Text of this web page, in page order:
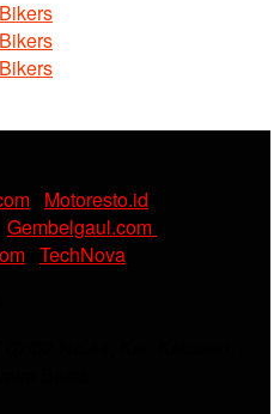
Motoresto.id
Gembelgaul.com
TechNova